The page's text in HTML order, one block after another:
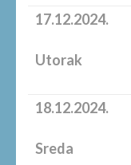
17.12.2024.
Utorak
18.12.2024.
Sreda